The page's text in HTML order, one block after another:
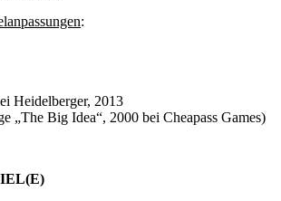
:
Heidelberger, 2013
„The Big Idea“, 2000 bei Cheapass Games)